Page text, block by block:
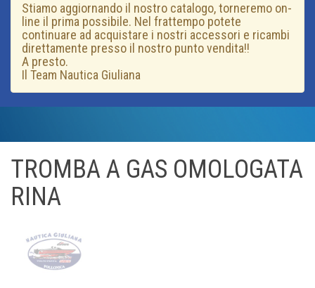
Stiamo aggiornando il nostro catalogo, torneremo on-
line il prima possibile. Nel frattempo potete
continuare ad acquistare i nostri accessori e ricambi
direttamente presso il nostro punto vendita!!
A presto.
Il Team Nautica Giuliana
TROMBA A GAS OMOLOGATA
RINA